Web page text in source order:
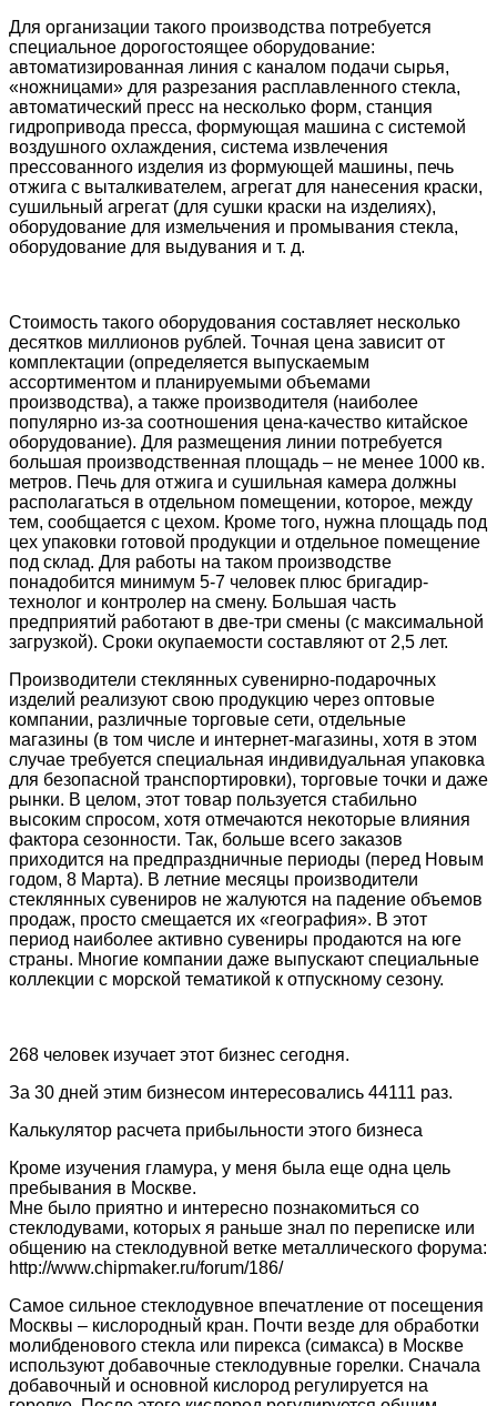
Для организации такого производства потребуется
специальное дорогостоящее оборудование:
автоматизированная линия с каналом подачи сырья,
«ножницами» для разрезания расплавленного стекла,
автоматический пресс на несколько форм, станция
гидропривода пресса, формующая машина с системой
воздушного охлаждения, система извлечения
прессованного изделия из формующей машины, печь
отжига с выталкивателем, агрегат для нанесения краски,
сушильный агрегат (для сушки краски на изделиях),
оборудование для измельчения и промывания стекла,
оборудование для выдувания и т. д.
Стоимость такого оборудования составляет несколько
десятков миллионов рублей. Точная цена зависит от
комплектации (определяется выпускаемым
ассортиментом и планируемыми объемами
производства), а также производителя (наиболее
популярно из-за соотношения цена-качество китайское
оборудование). Для размещения линии потребуется
большая производственная площадь – не менее 1000 кв.
метров. Печь для отжига и сушильная камера должны
располагаться в отдельном помещении, которое, между
тем, сообщается с цехом. Кроме того, нужна площадь под
цех упаковки готовой продукции и отдельное помещение
под склад. Для работы на таком производстве
понадобится минимум 5-7 человек плюс бригадир-
технолог и контролер на смену. Большая часть
предприятий работают в две-три смены (с максимальной
загрузкой). Сроки окупаемости составляют от 2,5 лет.
Производители стеклянных сувенирно-подарочных
изделий реализуют свою продукцию через оптовые
компании, различные торговые сети, отдельные
магазины (в том числе и интернет-магазины, хотя в этом
случае требуется специальная индивидуальная упаковка
для безопасной транспортировки), торговые точки и даже
рынки. В целом, этот товар пользуется стабильно
высоким спросом, хотя отмечаются некоторые влияния
фактора сезонности. Так, больше всего заказов
приходится на предпраздничные периоды (перед Новым
годом, 8 Марта). В летние месяцы производители
стеклянных сувениров не жалуются на падение объемов
продаж, просто смещается их «география». В этот
период наиболее активно сувениры продаются на юге
страны. Многие компании даже выпускают специальные
коллекции с морской тематикой к отпускному сезону.
268 человек изучает этот бизнес сегодня.
За 30 дней этим бизнесом интересовались 44111 раз.
Калькулятор расчета прибыльности этого бизнеса
Кроме изучения гламура, у меня была еще одна цель
пребывания в Москве.
Мне было приятно и интересно познакомиться со
стеклодувами, которых я раньше знал по переписке или
общению на стеклодувной ветке металлического форума:
http://www.chipmaker.ru/forum/186/
Самое сильное стеклодувное впечатление от посещения
Москвы – кислородный кран. Почти везде для обработки
молибденового стекла или пирекса (симакса) в Москве
используют добавочные стеклодувные горелки. Сначала
добавочный и основной кислород регулируется на